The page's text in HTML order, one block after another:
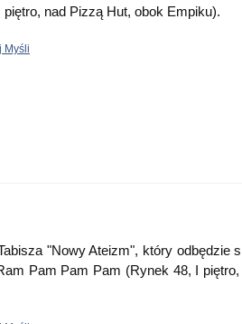
nad Pizzą Hut, obok Empiku).
Myśli
"Nowy Ateizm", który odbędzie
Pam Pam Pam (Rynek 48, I piętro,